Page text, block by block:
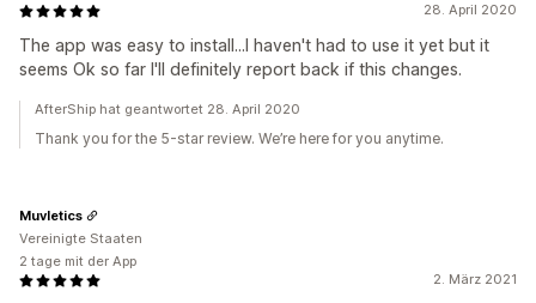
28. April 2020
The app was easy to install...I haven't had to use it yet but it
seems Ok so far I'll definitely report back if this changes.
AfterShip hat geantwortet 28. April 2020
Thank you for the 5-star review. We’re here for you anytime.
2. März 2021
Muvletics
Vereinigte Staaten
2 tage mit der App